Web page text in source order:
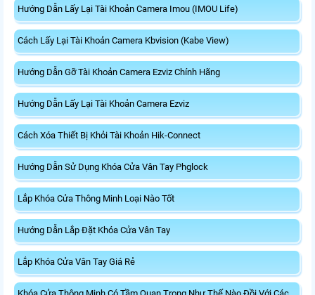
Hướng Dẫn Lấy Lại Tài Khoản Camera Imou (IMOU Life)
Cách Lấy Lại Tài Khoản Camera Kbvision (Kabe View)
Hướng Dẫn Gỡ Tài Khoản Camera Ezviz Chính Hãng
Hướng Dẫn Lấy Lại Tài Khoản Camera Ezviz
Cách Xóa Thiết Bị Khỏi Tài Khoản Hik-Connect
Hướng Dẫn Sử Dụng Khóa Cửa Vân Tay Phglock
Lắp Khóa Cửa Thông Minh Loại Nào Tốt
Hướng Dẫn Lắp Đặt Khóa Cửa Vân Tay
Lắp Khóa Cửa Vân Tay Giá Rẻ